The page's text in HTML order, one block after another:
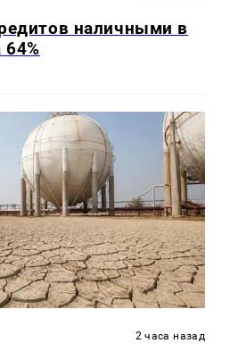
наличными в
2 часа назад